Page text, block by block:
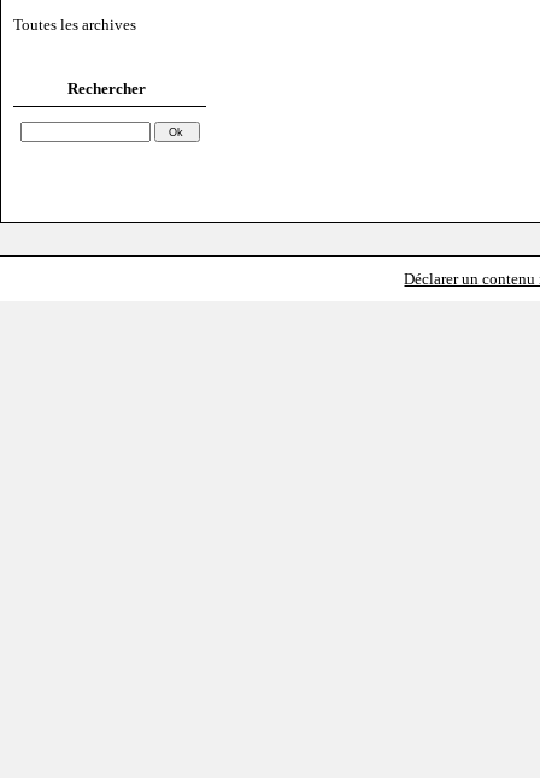
Toutes les archives
Rechercher
Déclarer un